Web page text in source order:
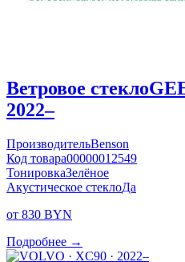
Ветровое стекло
2022–
ПроизводительBenson
Код товара00000012549
ТонировкаЗелёное
Акустическое стеклоДа
от 830 BYN
Подробнее →